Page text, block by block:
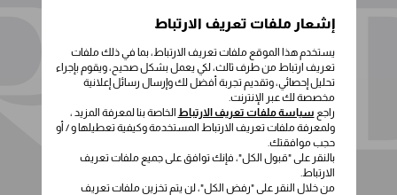
إشعار ملفات تعريف الارتباط
يستخدم هذا الموقع ملفات تعريف الارتباط، بما في ذلك ملفات
تعريف ارتباط من طرف ثالث، لكي يعمل بشكل صحيح، ويقوم بإجراء
تحليل إحصائي، وتقديم تجربة أفضل لك وإرسال رسائل إعلانية
مخصصة لك عبر الإنترنت.
راجع سياسة ملفات تعريف الارتباط الخاصة بنا لمعرفة المزيد ،
ولمعرفة ملفات تعريف الارتباط المستخدمة وكيفية تعطيلها و / أو
حجب موافقتك.
بالنقر على "قبول الكل"، فإنك توافق على جميع ملفات تعريف
الارتباط.
من خلال النقر على "رفض الكل"، لن يتم تخزين ملفات تعريف